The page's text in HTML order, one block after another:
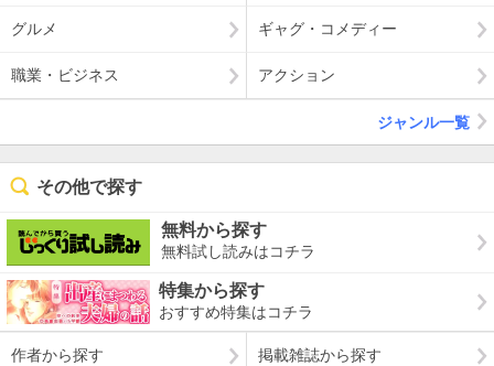
グルメ ギャグ・コメディー
職業・ビジネス アクション
ジャンル一覧
その他で探す
無料から探す
無料試し読みはコチラ
特集から探す
おすすめ特集はコチラ
作者から探す 掲載雑誌から探す